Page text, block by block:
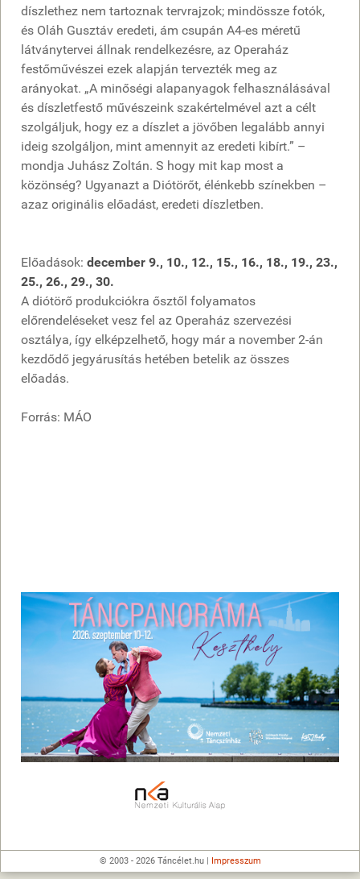
díszlethez nem tartoznak tervrajzok; mindössze fotók,
és Oláh Gusztáv eredeti, ám csupán A4-es méretű
látványtervei állnak rendelkezésre, az Operaház
festőművészei ezek alapján tervezték meg az
arányokat. „A minőségi alapanyagok felhasználásával
és díszletfestő művészeink szakértelmével azt a célt
szolgáljuk, hogy ez a díszlet a jövőben legalább annyi
ideig szolgáljon, mint amennyit az eredeti kibírt.” –
mondja Juhász Zoltán. S hogy mit kap most a
közönség? Ugyanazt a Diótörőt, élénkebb színekben –
azaz originális előadást, eredeti díszletben.
Előadások: december 9., 10., 12., 15., 16., 18., 19., 23.,
25., 26., 29., 30.
A diótörő produkciókra ősztől folyamatos
előrendeléseket vesz fel az Operaház szervezési
osztálya, így elképzelhető, hogy már a november 2-án
kezdődő jegyárusítás hetében betelik az összes
előadás.
Forrás: MÁO
© 2003 - 2026 Táncélet.hu | Impresszum